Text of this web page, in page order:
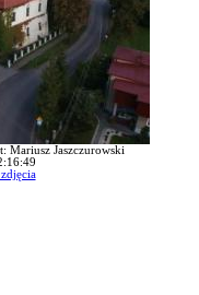
Mariusz Jaszczurowski